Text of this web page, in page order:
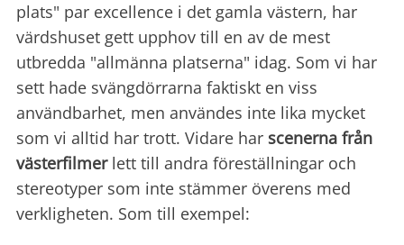
plats" par excellence i det gamla västern, har
värdshuset gett upphov till en av de mest
utbredda "allmänna platserna" idag. Som vi har
sett hade svängdörrarna faktiskt en viss
användbarhet, men användes inte lika mycket
som vi alltid har trott. Vidare har scenerna från
västerfilmerlett till andra föreställningar och
stereotyper som inte stämmer överens med
verkligheten. Som till exempel: